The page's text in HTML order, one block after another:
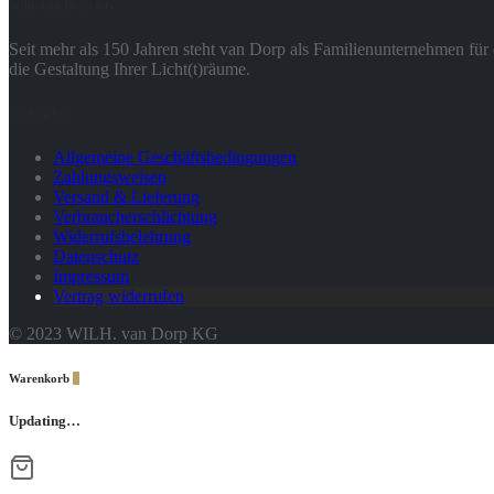
Seit mehr als 150 Jahren steht van Dorp als Familienunternehmen
die Gestaltung Ihrer Licht(t)räume.
Allgemeine Geschäftsbedingungen
Zahlungsweisen
Versand & Lieferung
Verbraucherschlichtung
Widerrufsbelehrung
Datenschutz
Impressum
Vertrag widerrufen
© 2023 WILH. van Dorp KG
Warenkorb
Updating…